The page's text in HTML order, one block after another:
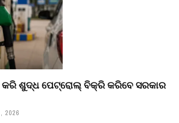
କରି ଶୁଦ୍ଧ ପେଟ୍ରୋଲ୍ ବିକ୍ରି କରିବେ ସରକାର
2026